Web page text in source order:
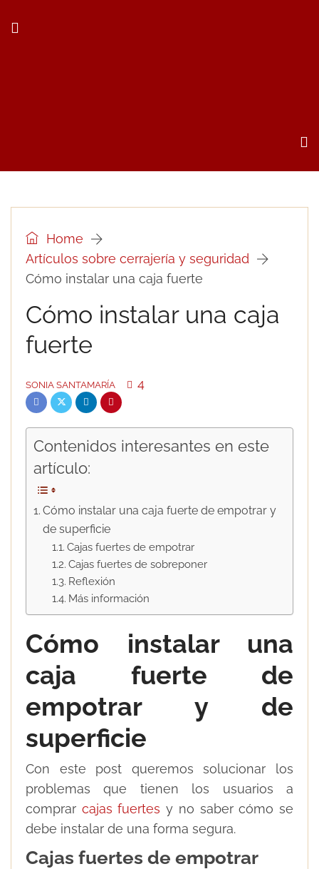
Home
Artículos sobre cerrajería y seguridad
Cómo instalar una caja fuerte
Cómo instalar una caja
fuerte
SONIA SANTAMARÍA 4
Contenidos interesantes en este
artículo:
Cómo instalar una caja fuerte de empotrar y
de superficie
Cajas fuertes de empotrar
Cajas fuertes de sobreponer
Reflexión
Más información
Cómo instalar una
caja fuerte de
empotrar y de
superficie
Con este post queremos solucionar los
problemas que tienen los usuarios a
comprar cajas fuertes y no saber cómo se
debe instalar de una forma segura.
Cajas fuertes de empotrar